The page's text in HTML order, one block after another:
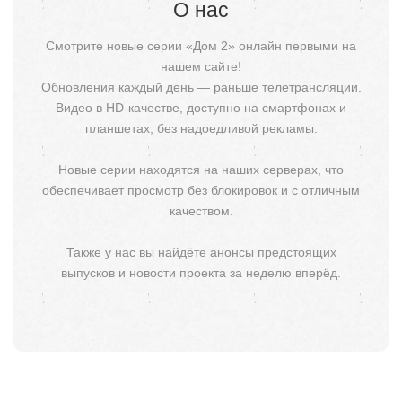
О нас
Смотрите новые серии «Дом 2» онлайн первыми на
нашем сайте!
Обновления каждый день — раньше телетрансляции.
Видео в HD-качестве, доступно на смартфонах и
планшетах, без надоедливой рекламы.
Новые серии находятся на наших серверах, что
обеспечивает просмотр без блокировок и с отличным
качеством.
Также у нас вы найдёте анонсы предстоящих
выпусков и новости проекта за неделю вперёд.